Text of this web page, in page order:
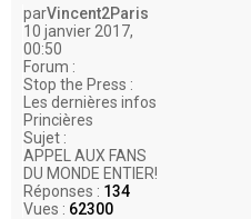
parVincent2Paris
10 janvier 2017,
00:50
Forum :
Stop the Press :
Les dernières infos
Princières
Sujet :
APPEL AUX FANS
DU MONDE ENTIER!
Réponses : 134
Vues : 62300